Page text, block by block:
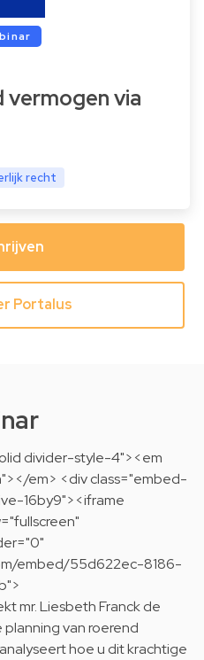
recht
Portalus
divider-style-4"><em
em> <div class="embed-
16by9"><iframe
embed/55d622ec-8186-
mr. Liesbeth Franck de
van roerend
hoe u dit krachtige